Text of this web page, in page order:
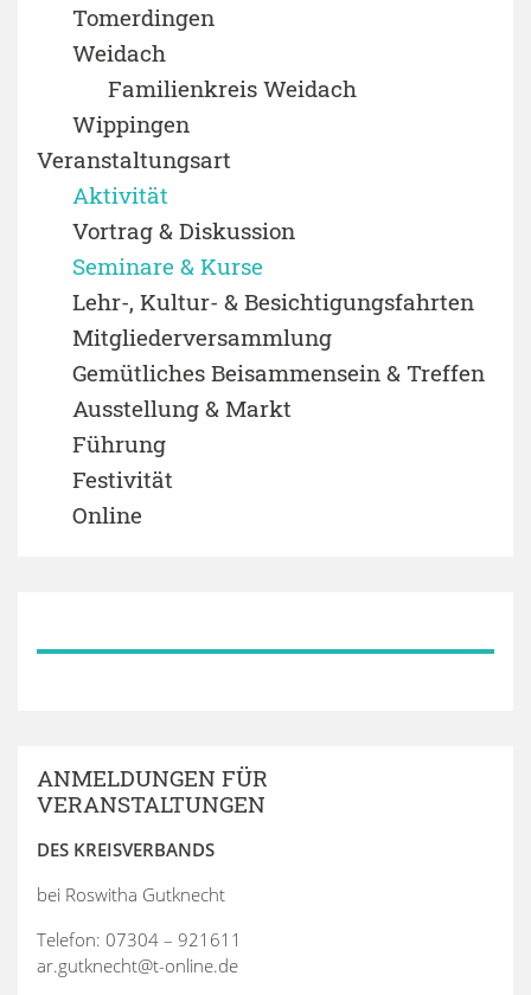
Tomerdingen
Weidach
Familienkreis Weidach
Wippingen
Veranstaltungsart
Aktivität
Vortrag & Diskussion
Seminare & Kurse
Lehr-, Kultur- & Besichtigungsfahrten
Mitgliederversammlung
Gemütliches Beisammensein & Treffen
Ausstellung & Markt
Führung
Festivität
Online
ANMELDUNGEN FÜR
VERANSTALTUNGEN
DES KREISVERBANDS
bei Roswitha Gutknecht
Telefon: 07304 – 921611
ar.gutknecht@t-online.de